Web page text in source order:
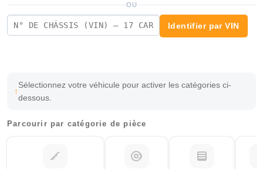
OU
Identifier par VIN
Sélectionnez votre véhicule pour activer les catégories ci-
dessous.
Parcourir par catégorie de pièce